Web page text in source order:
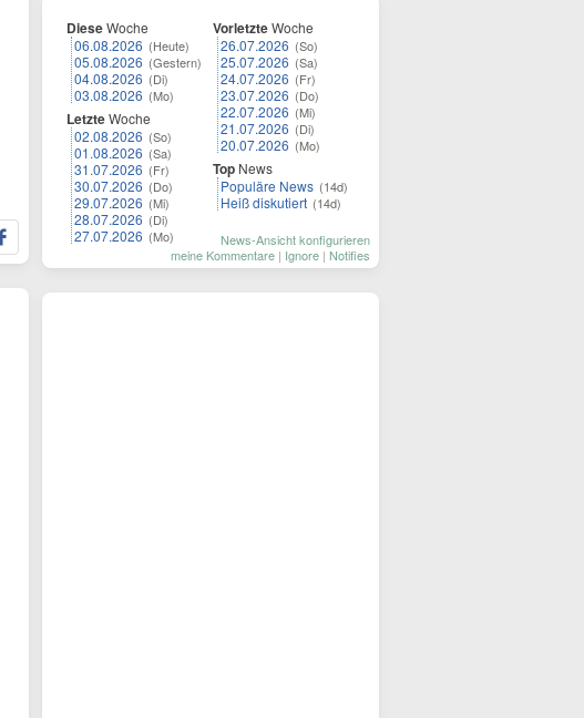
DieseWoche
06.08.2026 (Heute)
05.08.2026 (Gestern)
04.08.2026 (Di)
03.08.2026 (Mo)
LetzteWoche
02.08.2026 (So)
01.08.2026 (Sa)
31.07.2026 (Fr)
30.07.2026 (Do)
29.07.2026 (Mi)
28.07.2026 (Di)
27.07.2026 (Mo)
VorletzteWoche
26.07.2026 (So)
25.07.2026 (Sa)
24.07.2026 (Fr)
23.07.2026 (Do)
22.07.2026 (Mi)
21.07.2026 (Di)
20.07.2026 (Mo)
Top News
Populäre News (14d)
Heiß diskutiert (14d)
News-Ansicht konfigurieren
meine Kommentare | Ignore | Notifies